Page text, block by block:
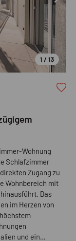
1 / 13
Wohnung
Schlafzimmer
Zugang zu
Wohnbereich mit
Das
im Herzen von
und ein